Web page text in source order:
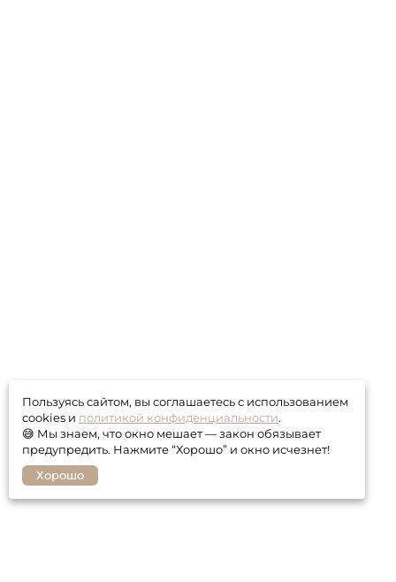
Пользуясь сайтом, вы соглашаетесь с использованием
cookies и политикой конфиденциальности.
😅 Мы знаем, что окно мешает — закон обязывает
предупредить. Нажмите “Хорошо” и окно исчезнет!
Хорошо